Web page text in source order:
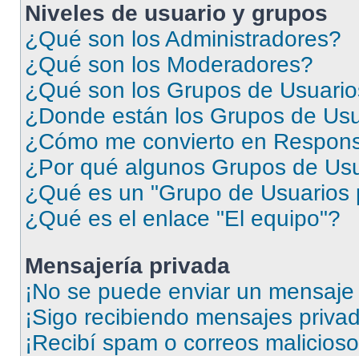
Niveles de usuario y grupos
¿Qué son los Administradores?
¿Qué son los Moderadores?
¿Qué son los Grupos de
¿Donde están los Grupos de
¿Cómo me convierto en
¿Por qué algunos Grupos de
¿Qué es un "Grupo de Usuarios
¿Qué es el enlace "El equipo"?
Mensajería privada
¡No se puede enviar un
¡Sigo recibiendo mensajes
¡Recibí spam o correos